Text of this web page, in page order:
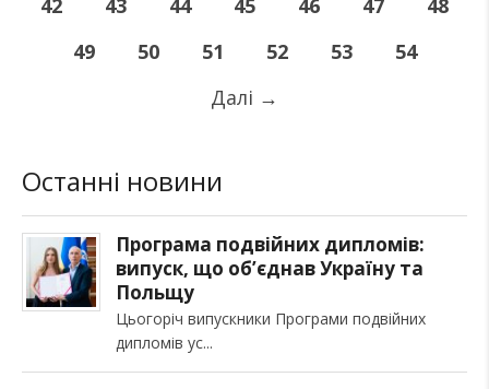
42
43 44 45 46 47
48
49
50 51 52 53
54
Далі →
Останні новини
Програма подвійних дипломів:
випуск, що об’єднав Україну та
Польщу
Цьогоріч випускники Програми подвійних
дипломів ус